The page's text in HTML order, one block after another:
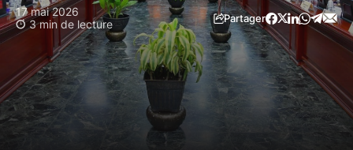
17 mai 2026
3 min de lecture
Partager